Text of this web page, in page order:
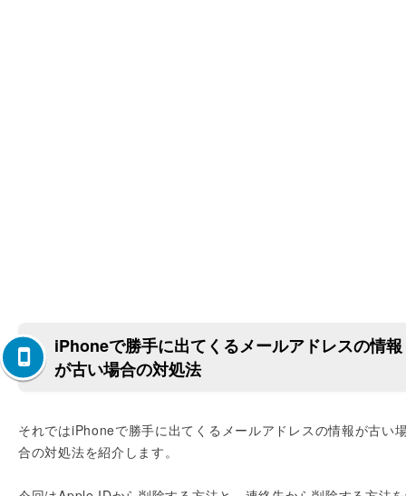
iPhoneで勝手に出てくるメールアドレスの情報
が古い場合の対処法
それではiPhoneで勝手に出てくるメールアドレスの情報が古い
合の対処法を紹介します。